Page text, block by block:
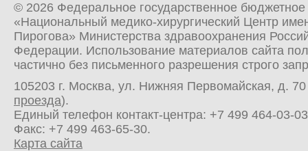
© 2026 Федеральное государственное
«Национальный медико-хирургический Центр
Пирогова» Министерства здравоохранения
Федерации. Использование материалов сайта
частично без письменного разрешения строго
105203 г. Москва, ул. Нижняя Первомайская, д.
проезда).
Единый телефон контакт-центра: +7 499 464-03-03
Факс: +7 499 463-65-30.
Карта сайта